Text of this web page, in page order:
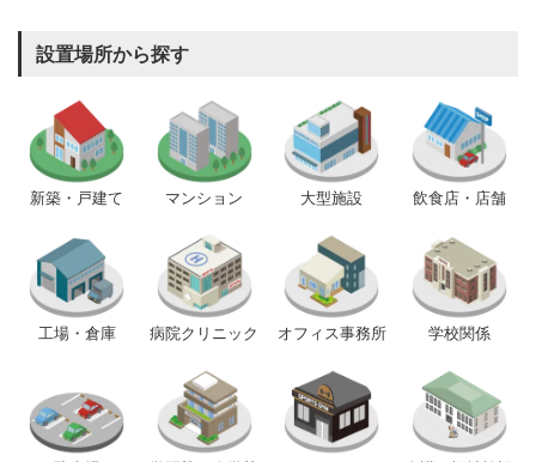
設置場所から探す
新築・戸建て マンション 大型施設 飲食店・店舗
工場・倉庫 病院クリニック オフィス事務所 学校関係